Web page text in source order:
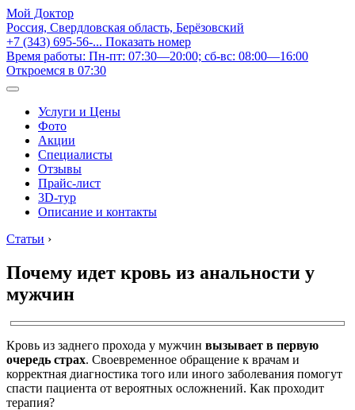
Мой Доктор
Россия, Свердловская область, Берёзовский
+7 (343) 695-56-... Показать номер
Время работы: Пн-пт: 07:30—20:00; сб-вс: 08:00—16:00
Откроемся в 07:30
Услуги и Цены
Фото
Акции
Специалисты
Отзывы
Прайс-лист
3D-тур
Описание и контакты
Статьи ›
Почему идет кровь из анальности у
мужчин
Кровь из заднего прохода у мужчин вызывает в первую
очередь страх. Своевременное обращение к врачам и
корректная диагностика того или иного заболевания помогут
спасти пациента от вероятных осложнений. Как проходит
терапия?